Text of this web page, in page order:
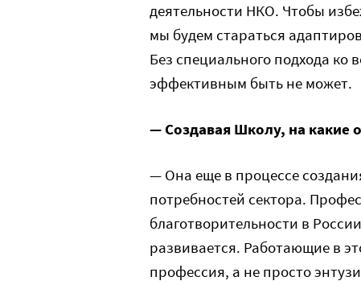
деятельности НКО. Чтобы
мы будем стараться
Без специального подхода ко
эффективным быть не может.
— Создавая Школу, на какие
— Она еще в процессе
потребностей сектора.
благотворительности в
развивается. Работающие в
профессия, а не просто